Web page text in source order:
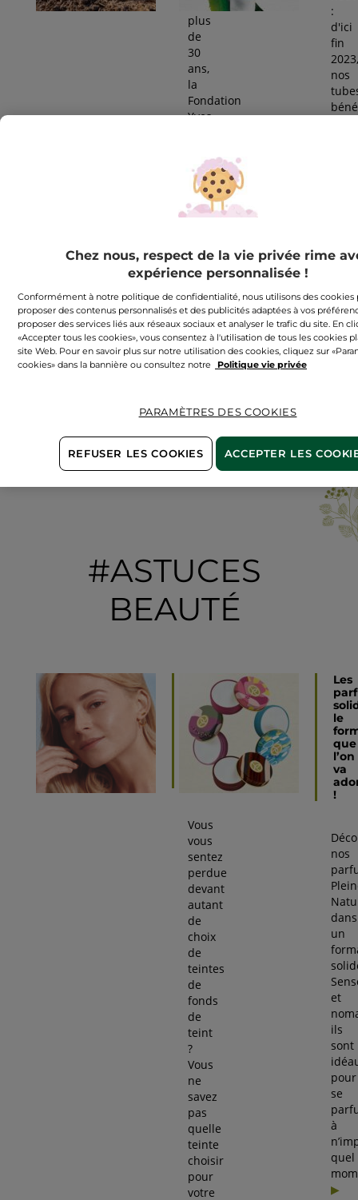
Depuis
plus
de
30
ans,
la
Fondation
Yves
aux
4
coins
du
préserver
les
ressources
naturelles
et
les
écosystèmes.
:
d'ici
fin
2023,
nos
Voir toutes nos actions ▶
#ASTUCES
BEAUTÉ
Comment
choisir
sa
teinte
de
fond
de
teint
Vous
vous
sentez
perdue
devant
autant
de
choix
de
teintes
de
fonds
de
teint
?
Vous
ne
savez
pas
quelle
teinte
choisir
pour
votre
Les
le
que
l’on
va
!
nos
dans
un
et
ils
sont
pour
se
à
quel
Chez nous, respect de la vie privée rime
expérience personnalisée !
Conformément à notre politique de confidentialité, nous utilisons des cookies
proposer des contenus personnalisés et des publicités adaptées à vos
proposer des services liés aux réseaux sociaux et analyser le trafic du site. En
«Accepter tous les cookies», vous consentez à l'utilisation de tous les cookies
site Web. Pour en savoir plus sur notre utilisation des cookies, cliquez sur
cookies» dans la bannière ou consultez notre
Politique vie privée
PARAMÈTRES DES COOKIES
REFUSER LES COOKIES ACCEPTER LES